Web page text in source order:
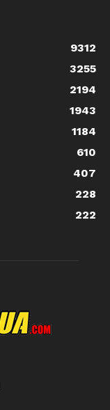
9312
3255
2194
1943
1184
610
407
228
222